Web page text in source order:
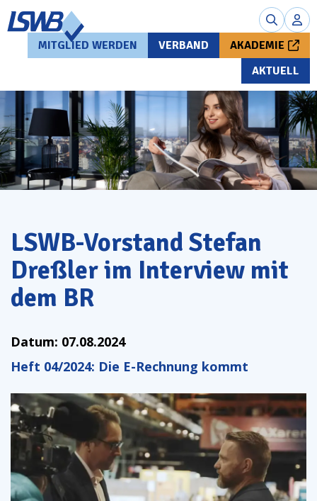
MITGLIED WERDEN VERBAND
AKADEMIE
AKTUELL
LSWB-Vorstand Stefan
Dreßler im Interview mit
dem BR
Datum: 07.08.2024
Heft 04/2024: Die E-Rechnung kommt